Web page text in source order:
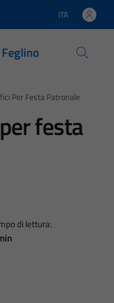
Lingua attiva:
ITA
Per Festa Patronale
festa
di lettura: